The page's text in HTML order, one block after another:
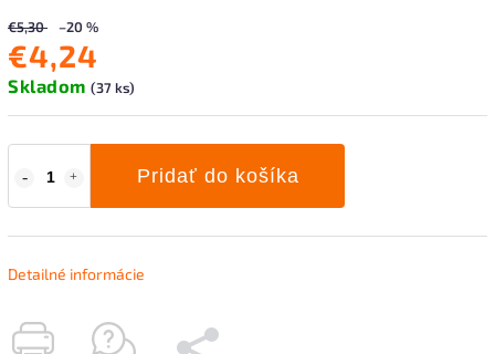
€5,30 –20 %
€4,24
Skladom (37 ks)
Pridať do košíka
Detailné informácie